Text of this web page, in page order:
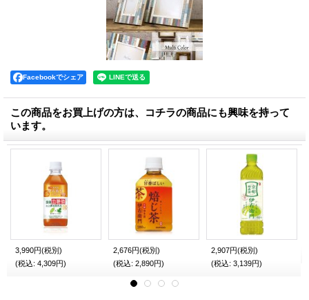
Facebookでシェア
この商品をお買上げの方は、コチラの商品にも興味を持って
います。
3,990円(税別)
(税込: 4,309円)
2,676円(税別)
(税込: 2,890円)
2,907円(税別)
(税込: 3,139円)